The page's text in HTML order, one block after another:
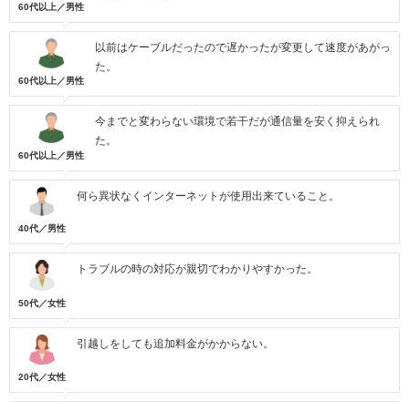
60代以上／男性
60代以上／男性
以前はケーブルだったので遅かったが変更して速度があがっ
た。
60代以上／男性
今までと変わらない環境で若干だが通信量を安く抑えられ
た。
40代／男性
何ら異状なくインターネットが使用出来ていること。
50代／女性
トラブルの時の対応が親切でわかりやすかった。
20代／女性
引越しをしても追加料金がかからない。